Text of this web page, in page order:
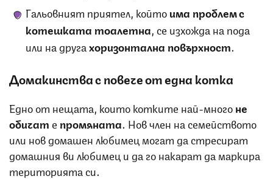
Гальовният приятел, койтоима проблем с
котешката тоалетна , се изхожда на пода
или на другахоризонтална повърхност.
Домакинства с повече от една котка
Едно от нещата, които котките най-многоне
обичате промяната. Нов член на семейството
или нов домашен любимец могат да стресират
домашния ви любимец и да го накарат да маркира
територията си.